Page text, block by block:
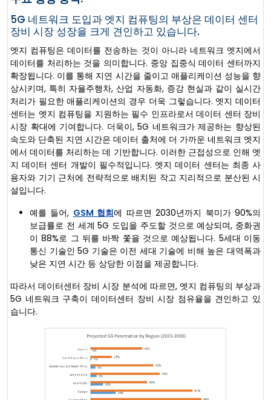
5G 네트워크 도입과 엣지 컴퓨팅의 부상은 데이터 센터
장비 시장 성장을 크게 견인하고 있습니다.
엣지 컴퓨팅은 데이터를 전송하는 것이 아니라 네트워크 엣지에서
데이터를 처리하는 것을 의미합니다. 중앙 집중식 데이터 센터까지
확장됩니다. 이를 통해 지연 시간을 줄이고 애플리케이션 성능을 향
상시키며, 특히 자율주행차, 산업 자동화, 증강 현실과 같이 실시간
처리가 필요한 애플리케이션의 경우 더욱 그렇습니다. 엣지 데이터
센터는 엣지 컴퓨팅을 지원하는 필수 인프라로서 데이터 센터 장비
시장 확대에 기여합니다. 더욱이, 5G 네트워크가 제공하는 향상된
속도와 단축된 지연 시간은 데이터 출처에 더 가까운 네트워크 엣지
에서 데이터를 처리하는 데 기반합니다. 이러한 근접성으로 인해 엣
지 데이터 센터 개발이 필수적입니다. 엣지 데이터 센터는 최종 사
용자와 기기 근처에 전략적으로 배치된 작고 지리적으로 분산된 시
설입니다.
예를 들어, GSM 협회에 따르면 2030년까지 북미가 90%의
보급률로 전 세계 5G 도입을 주도할 것으로 예상되며, 중화권
이 88%로 그 뒤를 바짝 쫓을 것으로 예상됩니다. 5세대 이동
통신 기술인 5G 기술은 이전 세대 기술에 비해 높은 대역폭과
낮은 지연 시간 등 상당한 이점을 제공합니다.
따라서 데이터센터 장비 시장 분석에 따르면, 엣지 컴퓨팅의 부상과
5G 네트워크 구축이 데이터센터 장비 시장 점유율을 견인하고 있
습니다.